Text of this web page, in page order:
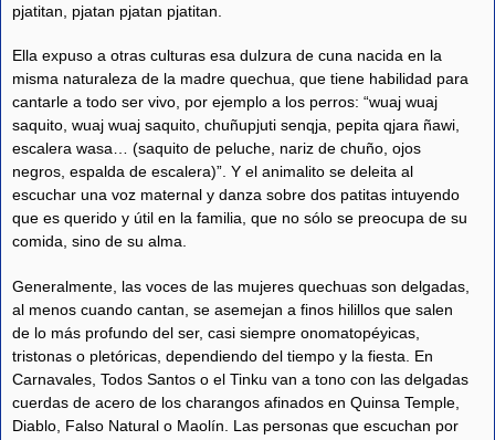
pjatitan, pjatan pjatan pjatitan.
Ella expuso a otras culturas esa dulzura de cuna nacida en la
misma naturaleza de la madre quechua, que tiene habilidad para
cantarle a todo ser vivo, por ejemplo a los perros: “wuaj wuaj
saquito, wuaj wuaj saquito, chuñupjuti senqja, pepita qjara ñawi,
escalera wasa… (saquito de peluche, nariz de chuño, ojos
negros, espalda de escalera)”. Y el animalito se deleita al
escuchar una voz maternal y danza sobre dos patitas intuyendo
que es querido y útil en la familia, que no sólo se preocupa de su
comida, sino de su alma.
Generalmente, las voces de las mujeres quechuas son delgadas,
al menos cuando cantan, se asemejan a finos hilillos que salen
de lo más profundo del ser, casi siempre onomatopéyicas,
tristonas o pletóricas, dependiendo del tiempo y la fiesta. En
Carnavales, Todos Santos o el Tinku van a tono con las delgadas
cuerdas de acero de los charangos afinados en Quinsa Temple,
Diablo, Falso Natural o Maolín. Las personas que escuchan por